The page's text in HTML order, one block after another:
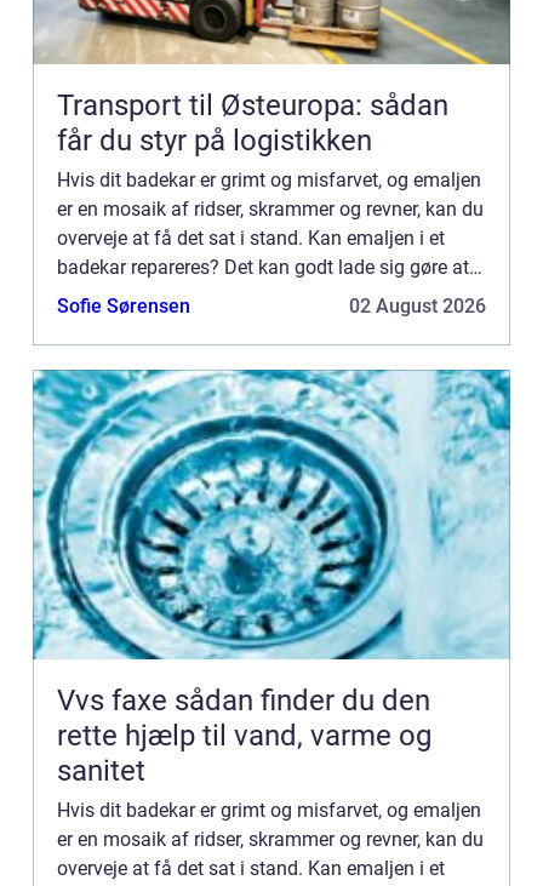
Transport til Østeuropa: sådan
får du styr på logistikken
Hvis dit badekar er grimt og misfarvet, og emaljen
er en mosaik af ridser, skrammer og revner, kan du
overveje at få det sat i stand. Kan emaljen i et
badekar repareres? Det kan godt lade sig gøre at
sætte et badekar i stand ved at reparere emaljen
Sofie Sørensen 02 August 2026
Vvs faxe sådan finder du den
rette hjælp til vand, varme og
sanitet
Hvis dit badekar er grimt og misfarvet, og emaljen
er en mosaik af ridser, skrammer og revner, kan du
overveje at få det sat i stand. Kan emaljen i et